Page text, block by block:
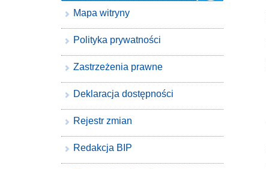
Mapa witryny
Polityka prywatności
Zastrzeżenia prawne
Deklaracja dostępności
Rejestr zmian
Redakcja BIP